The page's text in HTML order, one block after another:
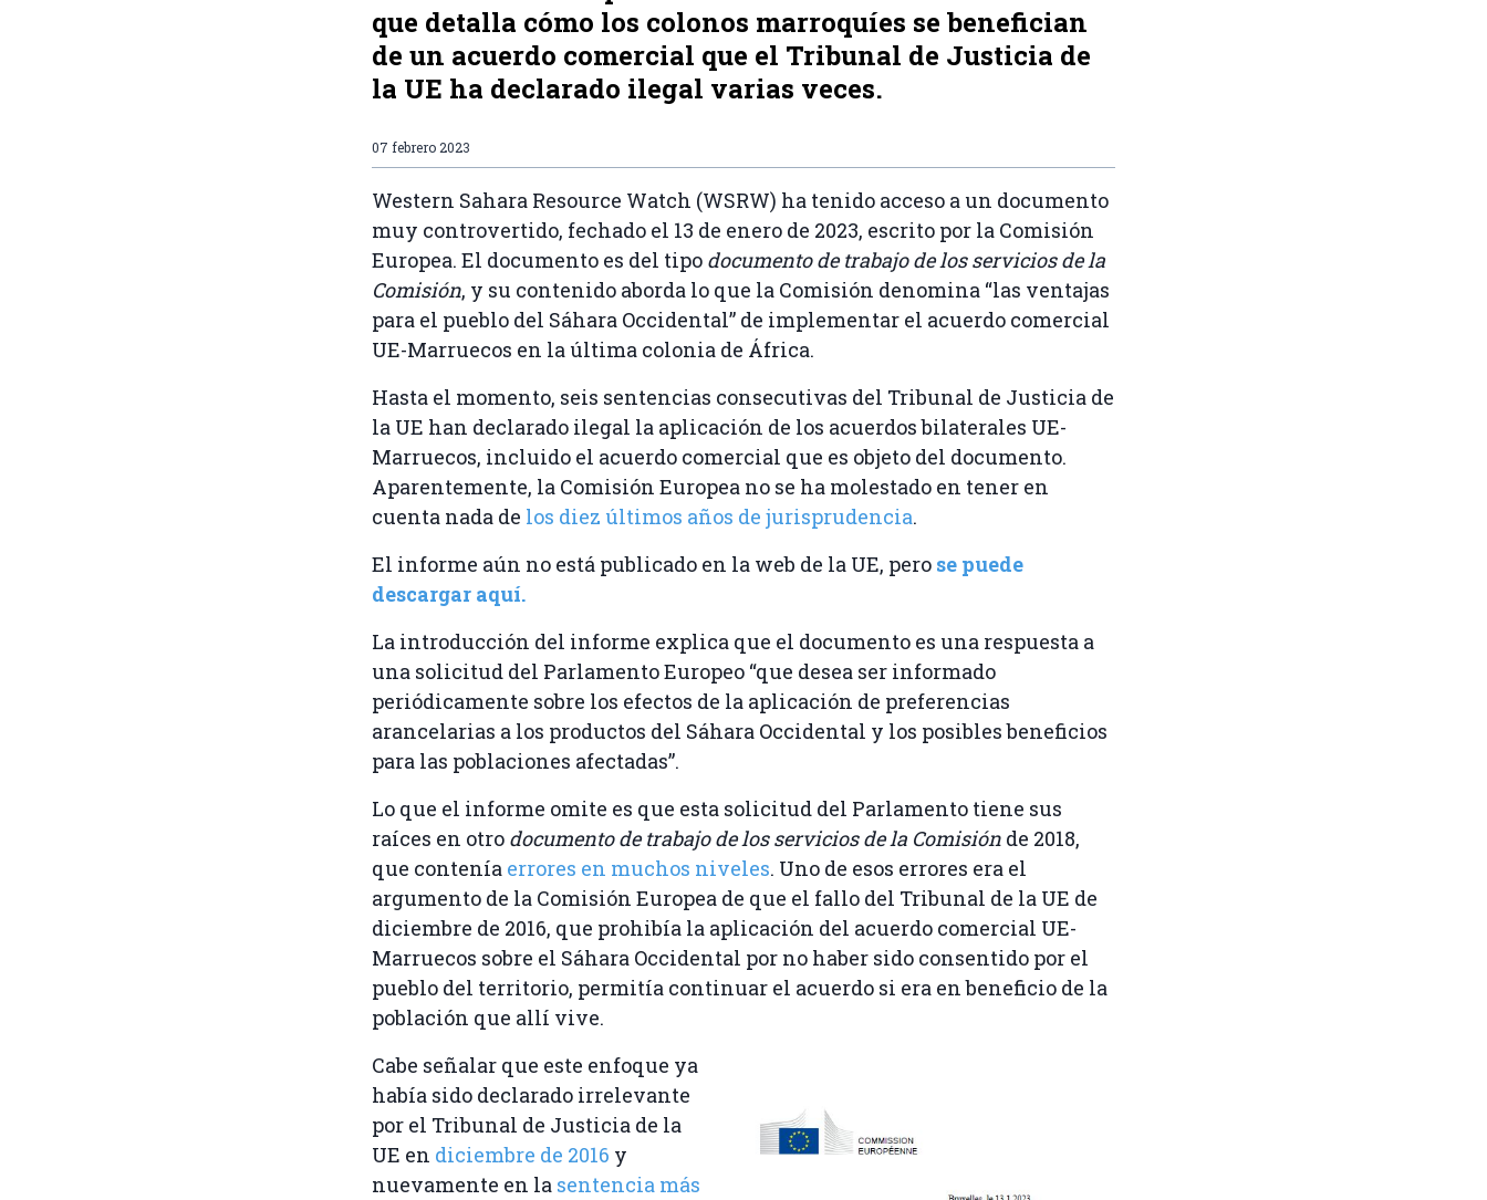
que detalla cómo los colonos marroquíes se benefician
de un acuerdo comercial que el Tribunal de Justicia de
la UE ha declarado ilegal varias veces.
07 febrero 2023
Western Sahara Resource Watch (WSRW) ha tenido acceso a un documento
muy controvertido, fechado el 13 de enero de 2023, escrito por la Comisión
Europea. El documento es del tipo documento de trabajo de los servicios de la
Comisión, y su contenido aborda lo que la Comisión denomina “las ventajas
para el pueblo del Sáhara Occidental” de implementar el acuerdo comercial
UE-Marruecos en la última colonia de África.
Hasta el momento, seis sentencias consecutivas del Tribunal de Justicia de
la UE han declarado ilegal la aplicación de los acuerdos bilaterales UE-
Marruecos, incluido el acuerdo comercial que es objeto del documento.
Aparentemente, la Comisión Europea no se ha molestado en tener en
cuenta nada de los diez últimos años de jurisprudencia.
El informe aún no está publicado en la web de la UE, pero se puede
descargar aquí.
La introducción del informe explica que el documento es una respuesta a
una solicitud del Parlamento Europeo “que desea ser informado
periódicamente sobre los efectos de la aplicación de preferencias
arancelarias a los productos del Sáhara Occidental y los posibles beneficios
para las poblaciones afectadas”.
Lo que el informe omite es que esta solicitud del Parlamento tiene sus
raíces en otro documento de trabajo de los servicios de la Comisión de 2018,
que contenía errores en muchos niveles. Uno de esos errores era el
argumento de la Comisión Europea de que el fallo del Tribunal de la UE de
diciembre de 2016, que prohibía la aplicación del acuerdo comercial UE-
Marruecos sobre el Sáhara Occidental por no haber sido consentido por el
pueblo del territorio, permitía continuar el acuerdo si era en beneficio de la
población que allí vive.
Cabe señalar que este enfoque ya
había sido declarado irrelevante
por el Tribunal de Justicia de la
UE en diciembre de 2016 y
nuevamente en la sentencia más